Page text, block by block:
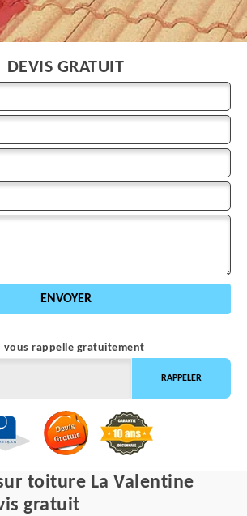
DEVIS GRATUIT
vous rappelle gratuitement
toiture La Valentine
gratuit